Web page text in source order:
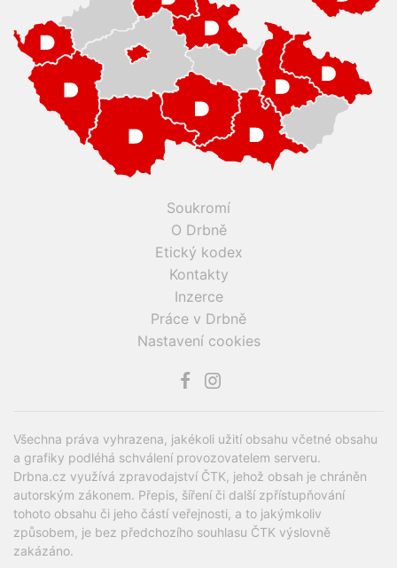
Soukromí
O Drbně
Etický kodex
Kontakty
Inzerce
Práce v Drbně
Nastavení cookies
Všechna práva vyhrazena, jakékoli užití obsahu včetné obsahu
a grafiky podléhá schválení provozovatelem serveru.
Drbna.cz využívá zpravodajství ČTK, jehož obsah je chráněn
autorským zákonem. Přepis, šíření či další zpřístupňování
tohoto obsahu či jeho částí veřejnosti, a to jakýmkoliv
způsobem, je bez předchozího souhlasu ČTK výslovně
zakázáno.